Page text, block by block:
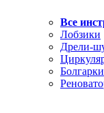
Все
Лобзики
Дрели-
Болгарки